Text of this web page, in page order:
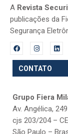
A Revista
publicações da
Segurança
CONTATO
Grupo Fiera
Av. Angélica,
cjs 203/204 –
São Paulo –